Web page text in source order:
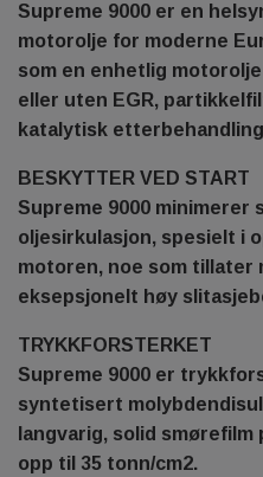
Supreme 9000 er en
motorolje for moderne
som en enhetlig
eller uten EGR,
katalytisk etterbehandling
BESKYTTER VED START
Supreme 9000 minimerer
oljesirkulasjon, spesielt i
motoren, noe som tillater
eksepsjonelt høy
TRYKKFORSTERKET
Supreme 9000 er
syntetisert
langvarig, solid
opp til 35 tonn/cm2.